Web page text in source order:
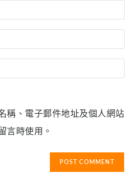
稱、電子郵件地址及個人網站
言時使用。